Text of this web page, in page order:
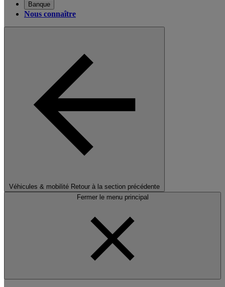
Banque
Nous connaître
Véhicules & mobilité Retour à la section précédente
Fermer le menu principal